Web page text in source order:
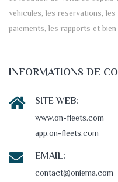
véhicules, les réservations,
paiements, les rapports et
INFORMATIONS DE
SITE WEB:
www.on-fleets.com
app.on-fleets.com
EMAIL:
contact@oniema.com